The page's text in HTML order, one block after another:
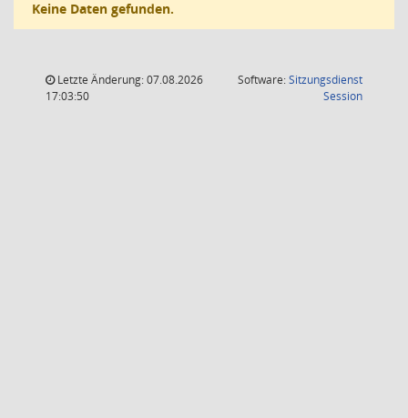
Keine Daten gefunden.
Letzte Änderung: 07.08.2026
17:03:50
Software:Sitzungsdienst
Session(Wird in